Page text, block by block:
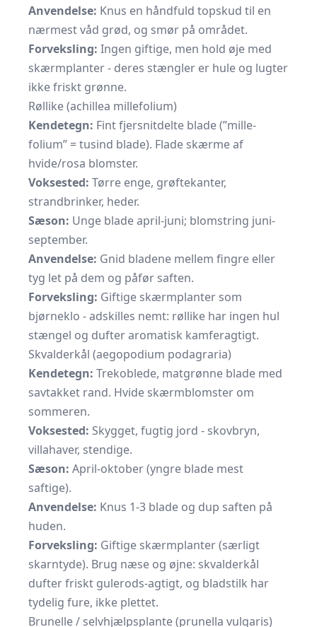
Anvendelse: Knus en håndfuld topskud til en
nærmest våd grød, og smør på området.
Forveksling: Ingen giftige, men hold øje med
skærmplanter - deres stængler er hule og lugter
ikke friskt grønne.
Røllike (achillea millefolium)
Kendetegn: Fint fjersnitdelte blade (”mille-
folium” = tusind blade). Flade skærme af
hvide/rosa blomster.
Voksested: Tørre enge, grøftekanter,
strandbrinker, heder.
Sæson: Unge blade april-juni; blomstring juni-
september.
Anvendelse: Gnid bladene mellem fingre eller
tyg let på dem og påfør saften.
Forveksling: Giftige skærmplanter som
bjørneklo - adskilles nemt: røllike har ingen hul
stængel og dufter aromatisk kamferagtigt.
Skvalderkål (aegopodium podagraria)
Kendetegn: Trekoblede, matgrønne blade med
savtakket rand. Hvide skærmblomster om
sommeren.
Voksested: Skygget, fugtig jord - skovbryn,
villahaver, stendige.
Sæson: April-oktober (yngre blade mest
saftige).
Anvendelse: Knus 1-3 blade og dup saften på
huden.
Forveksling: Giftige skærmplanter (særligt
skarntyde). Brug næse og øjne: skvalderkål
dufter friskt gulerods-agtigt, og bladstilk har
tydelig fure, ikke plettet.
Brunelle / selv­hjælps­plante (prunella vulgaris)